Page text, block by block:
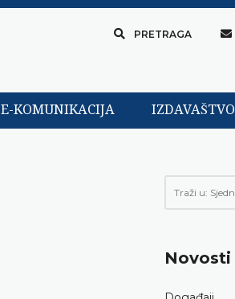
PRETRAGA
E-KOMUNIKACIJA IZDAVAŠTVO
Novosti